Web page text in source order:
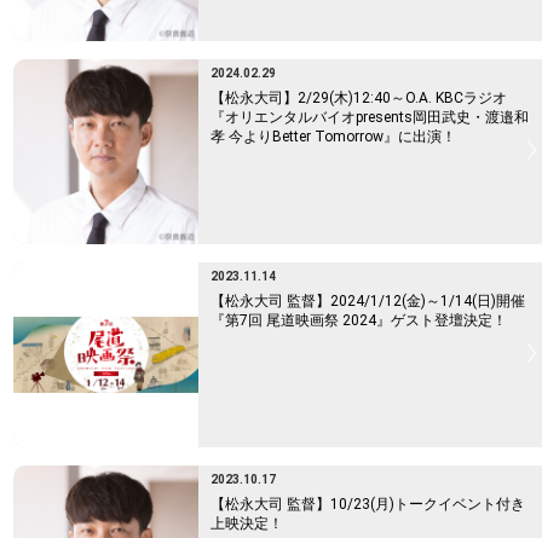
2024.02.29
【松永大司】2/29(木)12:40～O.A. KBCラジオ
『オリエンタルバイオpresents岡田武史・渡邉和
孝 今よりBetter Tomorrow』に出演！
2023.11.14
【松永大司 監督】2024/1/12(金)～1/14(日)開催
『第7回 尾道映画祭 2024』ゲスト登壇決定！
2023.10.17
【松永大司 監督】10/23(月)トークイベント付き
上映決定！